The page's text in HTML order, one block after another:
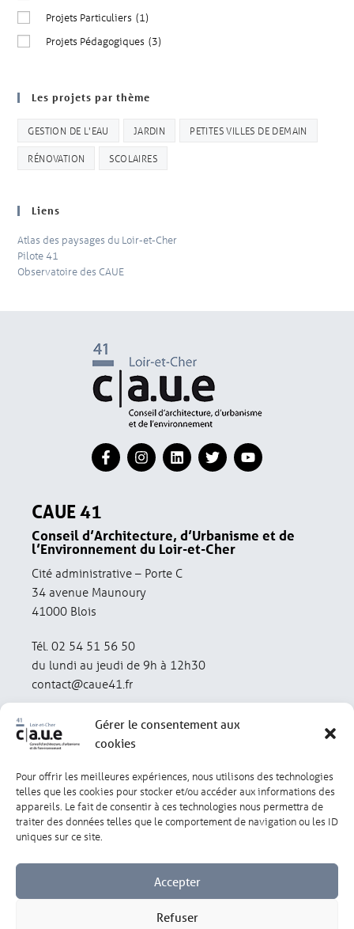
Gérer le consentement aux
cookies
Pour offrir les meilleures expériences, nous utilisons des technologies
telles que les cookies pour stocker et/ou accéder aux informations des
appareils. Le fait de consentir à ces technologies nous permettra de
traiter des données telles que le comportement de navigation ou les ID
uniques sur ce site.
Accepter
Refuser
Projets Particuliers (1)
Projets Pédagogiques (3)
Les projets par thème
GESTION DE L'EAU JARDIN PETITES VILLES DE DEMAIN
RÉNOVATION SCOLAIRES
Liens
Atlas des paysages du Loir-et-Cher
Pilote 41
Observatoire des CAUE
CAUE 41
Conseil d’Architecture, d’Urbanisme et de
l’Environnement du Loir-et-Cher
Cité administrative – Porte C
34 avenue Maunoury
41000 Blois
Tél. 02 54 51 56 50
du lundi au jeudi de 9h à 12h30
contact@caue41.fr
Mentions légales Politique de confidentialité
Lexique Réalisation : olivgraphic.com